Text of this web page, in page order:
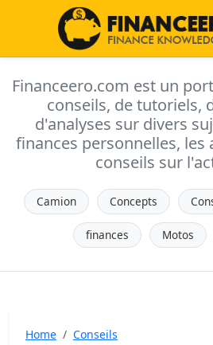
Financeero.com est un
conseils, de tutoriels,
d'analyses sur divers
finances personnelles, les
conseils sur
Camion Concepts
finances Motos
Home Conseils